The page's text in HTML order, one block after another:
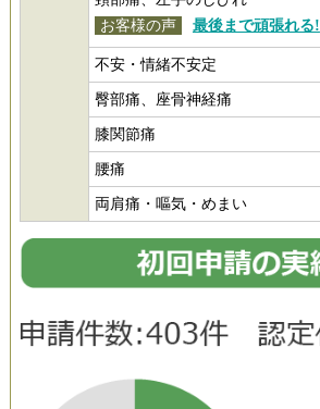
お客様の声
最後まで頑張れる!
不安・情緒不安定
臀部痛、座骨神経痛
膝関節痛
腰痛
両肩痛・嘔気・めまい